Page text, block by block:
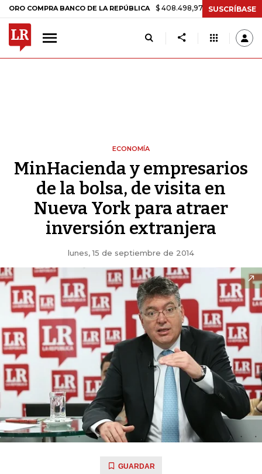
COMPRA BANCO DE LA REPÚBLICA $ 408.498,97 +$ 8.753,81 +2,19%
SUSCRÍBASE
ECONOMÍA
MinHacienda y empresarios
de la bolsa, de visita en
Nueva York para atraer
inversión extranjera
lunes, 15 de septiembre de 2014
GUARDAR